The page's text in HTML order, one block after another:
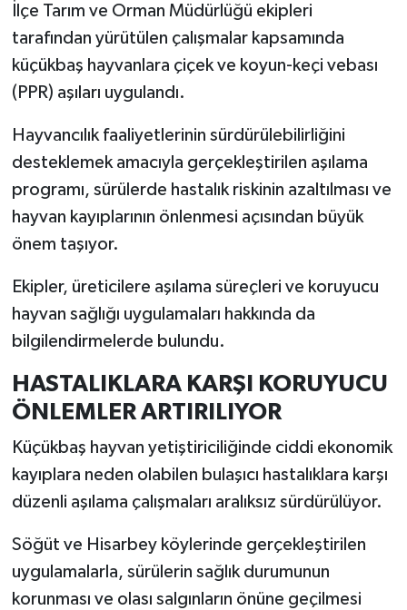
İlçe Tarım ve Orman Müdürlüğü ekipleri
tarafından yürütülen çalışmalar kapsamında
küçükbaş hayvanlara çiçek ve koyun-keçi vebası
(PPR) aşıları uygulandı.
Hayvancılık faaliyetlerinin sürdürülebilirliğini
desteklemek amacıyla gerçekleştirilen aşılama
programı, sürülerde hastalık riskinin azaltılması ve
hayvan kayıplarının önlenmesi açısından büyük
önem taşıyor.
Ekipler, üreticilere aşılama süreçleri ve koruyucu
hayvan sağlığı uygulamaları hakkında da
bilgilendirmelerde bulundu.
HASTALIKLARA KARŞI KORUYUCU
ÖNLEMLER ARTIRILIYOR
Küçükbaş hayvan yetiştiriciliğinde ciddi ekonomik
kayıplara neden olabilen bulaşıcı hastalıklara karşı
düzenli aşılama çalışmaları aralıksız sürdürülüyor.
Söğüt ve Hisarbey köylerinde gerçekleştirilen
uygulamalarla, sürülerin sağlık durumunun
korunması ve olası salgınların önüne geçilmesi
Kültür Sanat
Kütahya
Otomobil
Politika
Resmi İlan
Rüya Tabirleri
Sağlık
Simav
Spor